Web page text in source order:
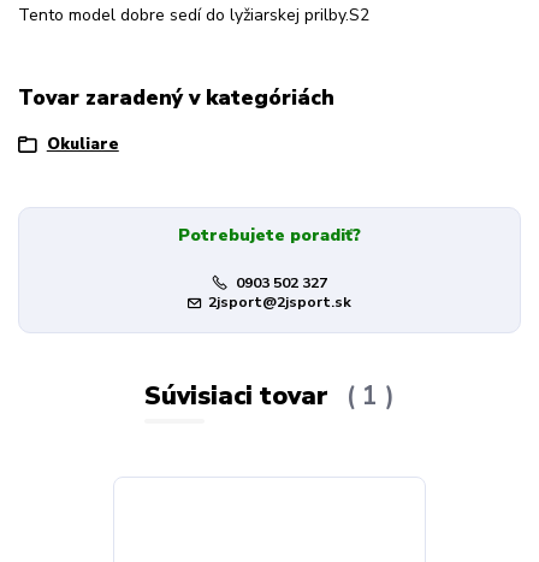
Tento model dobre sedí do lyžiarskej prilby.S2
Tovar zaradený v kategóriách
Okuliare
Potrebujete poradiť?
0903 502 327
2jsport@2jsport.sk
Súvisiaci tovar 1